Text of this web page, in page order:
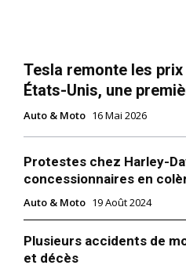
Tesla remonte les
États-Unis, une
Auto & Moto 16 Mai 2026
Protestes chez Harley-
concessionnaires en
Auto & Moto 19 Août 2024
Plusieurs accidents de
et décès